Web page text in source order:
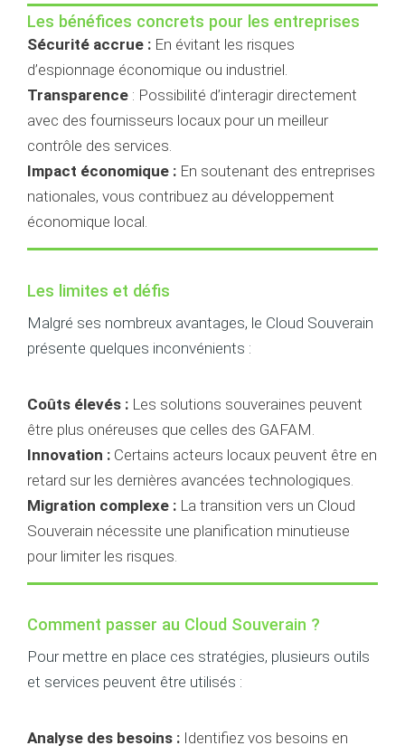
Les bénéfices concrets pour les entreprises
Sécurité accrue : En évitant les risques
d’espionnage économique ou industriel.
Transparence : Possibilité d’interagir directement
avec des fournisseurs locaux pour un meilleur
contrôle des services.
Impact économique : En soutenant des entreprises
nationales, vous contribuez au développement
économique local.
Les limites et défis
Malgré ses nombreux avantages, le Cloud Souverain
présente quelques inconvénients :
Coûts élevés : Les solutions souveraines peuvent
être plus onéreuses que celles des GAFAM.
Innovation : Certains acteurs locaux peuvent être en
retard sur les dernières avancées technologiques.
Migration complexe : La transition vers un Cloud
Souverain nécessite une planification minutieuse
pour limiter les risques.
Comment passer au Cloud Souverain ?
Pour mettre en place ces stratégies, plusieurs outils
et services peuvent être utilisés :
Analyse des besoins : Identifiez vos besoins en